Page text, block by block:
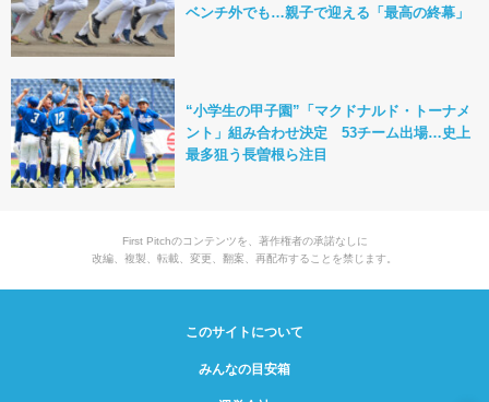
ベンチ外でも…親子で迎える「最高の終幕」
“小学生の甲子園”「マクドナルド・トーナメ
ント」組み合わせ決定 53チーム出場…史上
最多狙う長曽根ら注目
First Pitchのコンテンツを、著作権者の承諾なしに
改編、複製、転載、変更、翻案、再配布することを禁じます。
このサイトについて
みんなの目安箱